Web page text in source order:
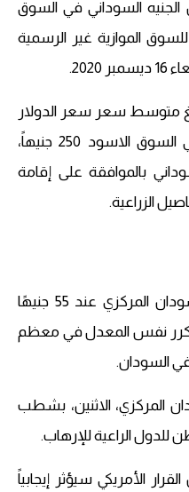
الجنيه السوداني في السوق
الموازية غير الرسمية
متوسط ​​سعر سعر الدولار
اليوم مقابل الجنيه السوداني في السوق الاسود 250 جنيهاً،
بالموافقة على إقامة
الزراعية.
وثبت سعر الدولار في بنك السودان المركزي عند 55 جنيهًا
حيث تكرر نفس المعدل في معظم
السودان.
المركزي، الاثنين، بشطب
للدول الراعية للإرهاب.
الأمريكي سيؤثر إيجابياً